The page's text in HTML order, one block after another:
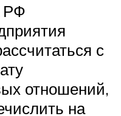
РФ
с
отношений,
на